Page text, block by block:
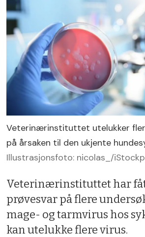
Veterinærinstituttet utelukker
på årsaken til den ukjente
Illustrasjonsfoto: nicolas_/
Veterinærinstituttet har
prøvesvar på flere
mage- og tarmvirus hos
kan utelukke flere virus.